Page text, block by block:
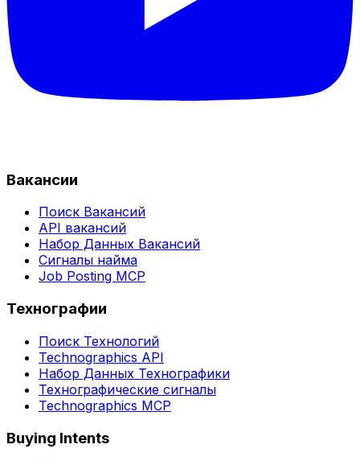
Вакансии
Поиск Вакансий
API вакансий
Набор Данных Вакансий
Сигналы найма
Job Posting MCP
Технографии
Поиск Технологий
Technographics API
Набор Данных Технографики
Технографические сигналы
Technographics MCP
Buying Intents